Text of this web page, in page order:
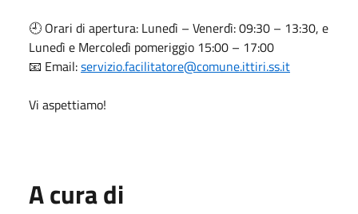
🕘 Orari di apertura: Lunedì – Venerdì: 09:30 – 13:30, e
Lunedì e Mercoledì pomeriggio 15:00 – 17:00
📧 Email:servizio.facilitatore@comune.ittiri.ss.it
Vi aspettiamo!
A cura di